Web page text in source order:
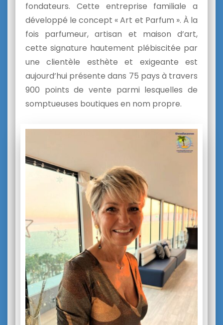
fondateurs. Cette entreprise familiale a
développé le concept « Art et Parfum ». À la
fois parfumeur, artisan et maison d’art,
cette signature hautement plébiscitée par
une clientèle esthète et exigeante est
aujourd’hui présente dans 75 pays à travers
900 points de vente parmi lesquelles de
somptueuses boutiques en nom propre.